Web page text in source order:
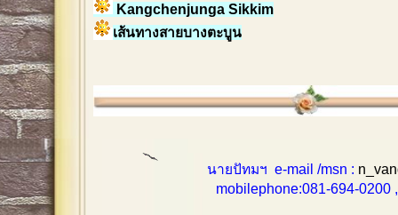
Kangchenjunga Sikkim
เส้นทางสายบางตะบูน
นายปัทมฯ e-mail /msn :
mobilephone:081-694-0200 ,